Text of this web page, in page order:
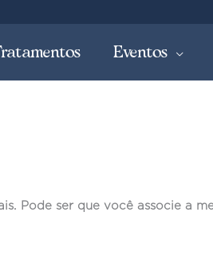
Eventos
Pode ser que você associe a